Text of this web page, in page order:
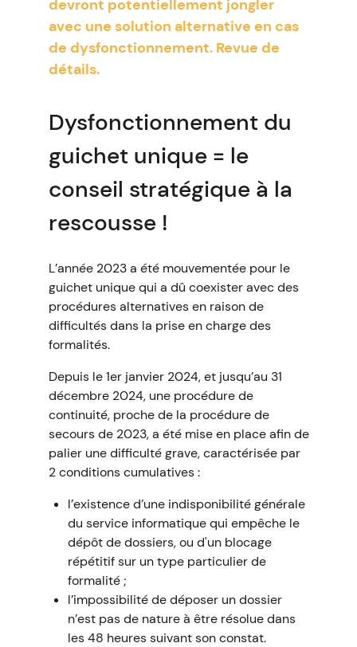
devront potentiellement jongler
avec une solution alternative en cas
de dysfonctionnement. Revue de
détails.
Dysfonctionnement du
guichet unique = le
conseil stratégique à la
rescousse !
L’année 2023 a été mouvementée pour le
guichet unique qui a dû coexister avec des
procédures alternatives en raison de
difficultés dans la prise en charge des
formalités.
Depuis le 1er janvier 2024, et jusqu’au 31
décembre 2024, une procédure de
continuité, proche de la procédure de
secours de 2023, a été mise en place afin de
palier une difficulté grave, caractérisée par
2 conditions cumulatives :
l’existence d’une indisponibilité générale
du service informatique qui empêche le
dépôt de dossiers, ou d'un blocage
répétitif sur un type particulier de
formalité ;
l’impossibilité de déposer un dossier
n’est pas de nature à être résolue dans
les 48 heures suivant son constat.